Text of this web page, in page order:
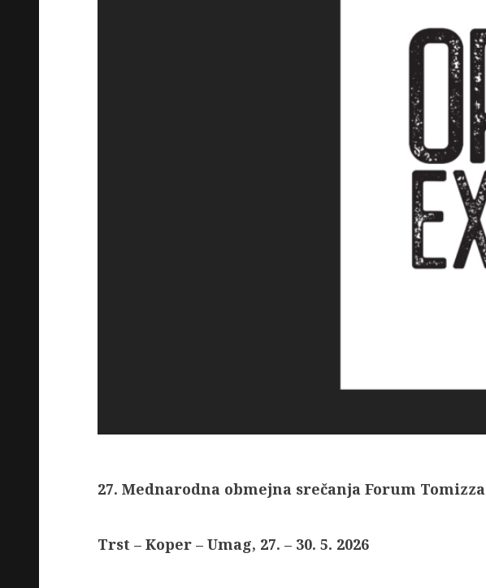
27. Mednarodna obmejna srečanja Forum Tomizza
Trst – Koper – Umag, 27. – 30. 5. 2026